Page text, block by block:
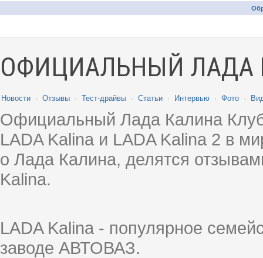
ОФИЦИАЛЬНЫЙ ЛАДА
Новости · Отзывы · Тест-драйвы · Статьи · Интервью · Фото ·
Официальный Лада Калина
LADA Kalina и LADA Kalina 2 в
о Лада Калина, делятся
Kalina.
LADA Kalina - популярное
заводе АВТОВАЗ.